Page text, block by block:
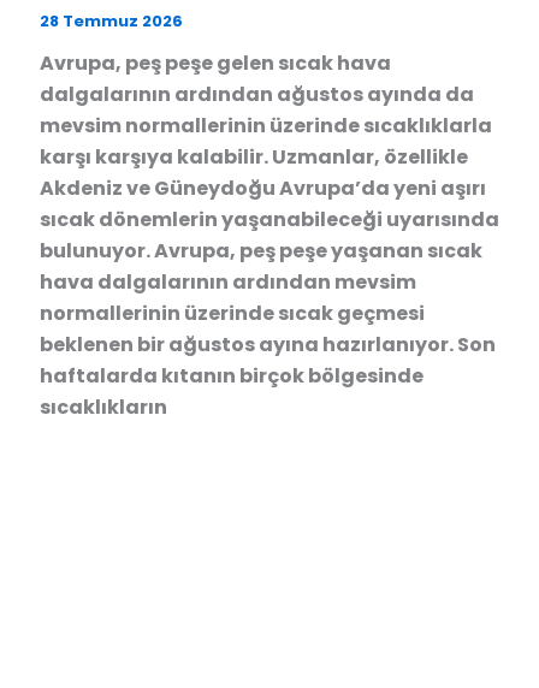
28 Temmuz 2026
Avrupa, peş peşe gelen sıcak hava
dalgalarının ardından ağustos ayında da
mevsim normallerinin üzerinde sıcaklıklarla
karşı karşıya kalabilir. Uzmanlar, özellikle
Akdeniz ve Güneydoğu Avrupa’da yeni aşırı
sıcak dönemlerin yaşanabileceği uyarısında
bulunuyor. Avrupa, peş peşe yaşanan sıcak
hava dalgalarının ardından mevsim
normallerinin üzerinde sıcak geçmesi
beklenen bir ağustos ayına hazırlanıyor. Son
haftalarda kıtanın birçok bölgesinde
sıcaklıkların